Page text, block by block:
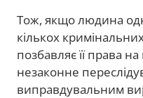
Тож, якщо людина
кількох
позбавляє її права
незаконне
виправдувальним